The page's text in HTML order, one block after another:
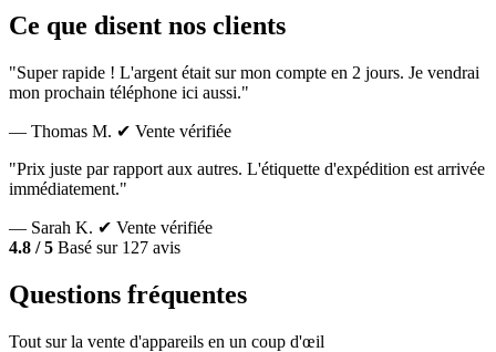
Ce que disent nos clients
"Super rapide ! L'argent était sur mon compte en 2 jours. Je vendrai
mon prochain téléphone ici aussi."
— Thomas M. ✔ Vente vérifiée
"Prix juste par rapport aux autres. L'étiquette d'expédition est arrivée
immédiatement."
— Sarah K. ✔ Vente vérifiée
4.8 / 5 Basé sur 127 avis
Questions fréquentes
Tout sur la vente d'appareils en un coup d'œil